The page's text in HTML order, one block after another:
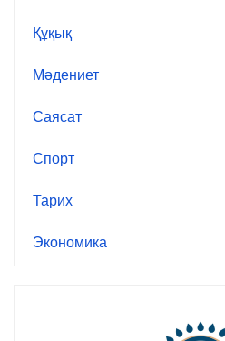
Құқық
Мәдениет
Саясат
Спорт
Тарих
Экономика